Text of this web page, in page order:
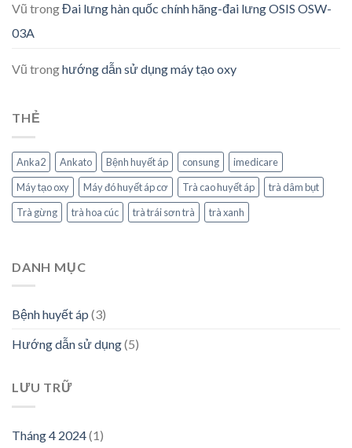
Vũ trongĐai lưng hàn quốc chính hãng-đai lưng OSIS OSW-
03A
Vũ tronghướng dẫn sử dụng máy tạo oxy
THẺ
Anka2 Ankato Bệnh huyết áp consung
imedicare
Máy tạo oxy
Máy đó huyết áp cơ Trà cao huyết áp
trà dâm bụt
Trà gừng
trà hoa cúc trà trái sơn trà trà xanh
DANH MỤC
Bệnh huyết áp (3)
Hướng dẫn sử dụng(5)
LƯU TRỮ
Tháng 4 2024(1)